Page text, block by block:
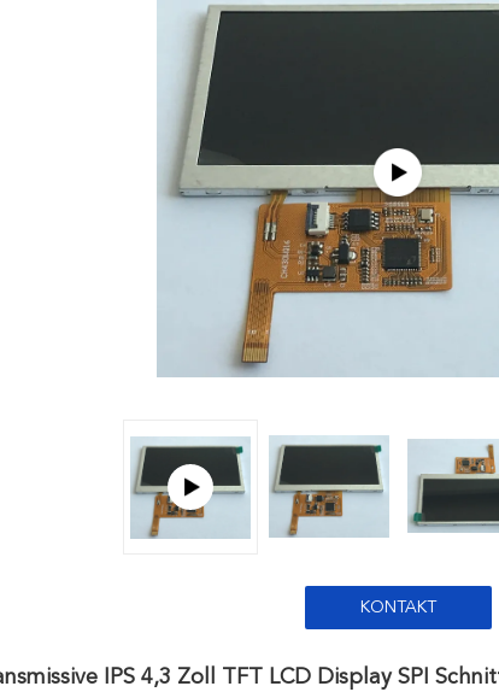
KONTAKT
IPS 4,3 Zoll TFT LCD Display SPI